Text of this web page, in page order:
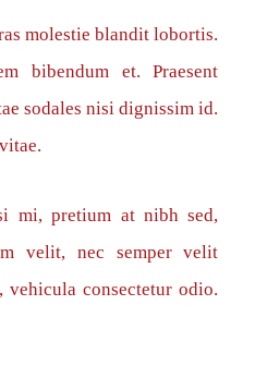
molestie blandit lobortis.
bibendum et. Praesent
sodales nisi dignissim id.
mi, pretium at nibh sed,
velit, nec semper velit
vehicula consectetur odio.